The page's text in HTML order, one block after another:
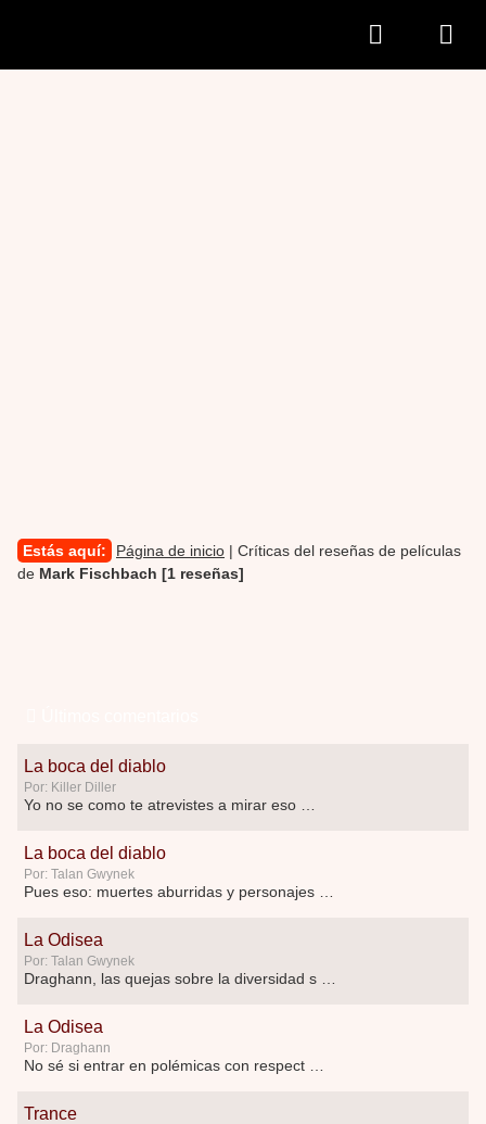
Estás aquí: Página de inicio | Críticas del reseñas de películas
de Mark Fischbach [1 reseñas]
La boca del diablo
Por: Killer Diller
Yo no se como te atrevistes a mirar eso …
La boca del diablo
Por: Talan Gwynek
La Odisea
Por: Talan Gwynek
Draghann, las quejas sobre la diversidad s …
La Odisea
Por: Draghann
No sé si entrar en polémicas con respect …
Trance